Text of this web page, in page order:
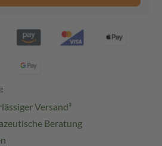
Versand³
Beratung